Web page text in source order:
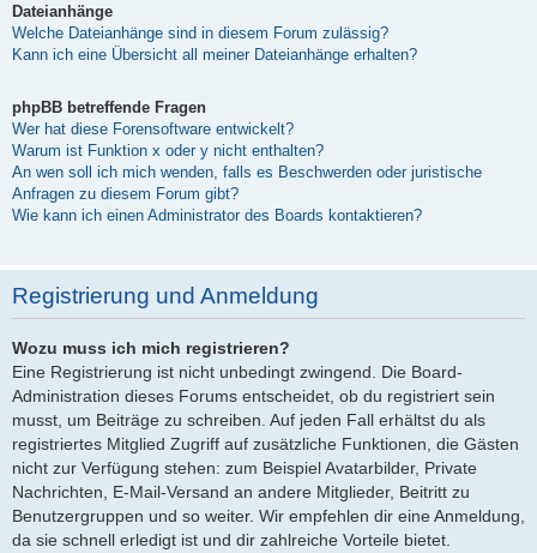
Dateianhänge
Welche Dateianhänge sind in diesem Forum zulässig?
Kann ich eine Übersicht all meiner Dateianhänge erhalten?
phpBB betreffende Fragen
Wer hat diese Forensoftware entwickelt?
Warum ist Funktion x oder y nicht enthalten?
An wen soll ich mich wenden, falls es Beschwerden oder juristische
Anfragen zu diesem Forum gibt?
Wie kann ich einen Administrator des Boards kontaktieren?
Registrierung und Anmeldung
Wozu muss ich mich registrieren?
Eine Registrierung ist nicht unbedingt zwingend. Die Board-
Administration dieses Forums entscheidet, ob du registriert sein
musst, um Beiträge zu schreiben. Auf jeden Fall erhältst du als
registriertes Mitglied Zugriff auf zusätzliche Funktionen, die Gästen
nicht zur Verfügung stehen: zum Beispiel Avatarbilder, Private
Nachrichten, E-Mail-Versand an andere Mitglieder, Beitritt zu
Benutzergruppen und so weiter. Wir empfehlen dir eine Anmeldung,
da sie schnell erledigt ist und dir zahlreiche Vorteile bietet.